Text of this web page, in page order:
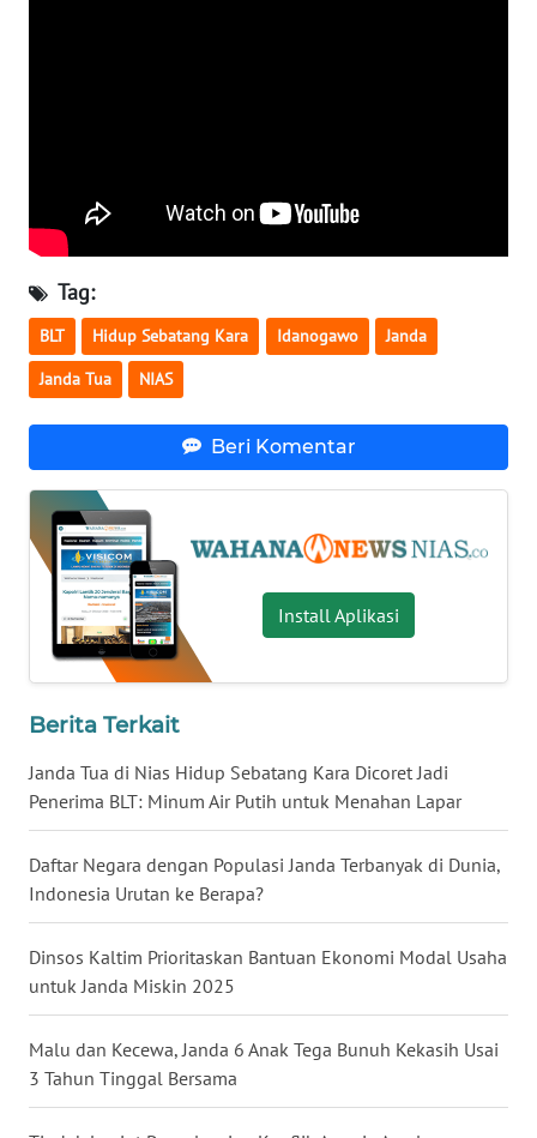
Tag:
BLT Hidup Sebatang Kara Idanogawo Janda
Janda Tua NIAS
Beri Komentar
Install Aplikasi
Berita Terkait
Janda Tua di Nias Hidup Sebatang Kara Dicoret Jadi
Penerima BLT: Minum Air Putih untuk Menahan Lapar
Daftar Negara dengan Populasi Janda Terbanyak di Dunia,
Indonesia Urutan ke Berapa?
Dinsos Kaltim Prioritaskan Bantuan Ekonomi Modal Usaha
untuk Janda Miskin 2025
Malu dan Kecewa, Janda 6 Anak Tega Bunuh Kekasih Usai
3 Tahun Tinggal Bersama
WN
JATENG
WN
NUSANTARA
JATIM
WN
BALI
WN
WN
KALTENG
WN
KALTARA
KALSEL
KALTIM